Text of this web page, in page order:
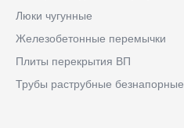
Люки чугунные
Железобетонные перемычки
Плиты перекрытия ВП
Трубы раструбные безнапорные